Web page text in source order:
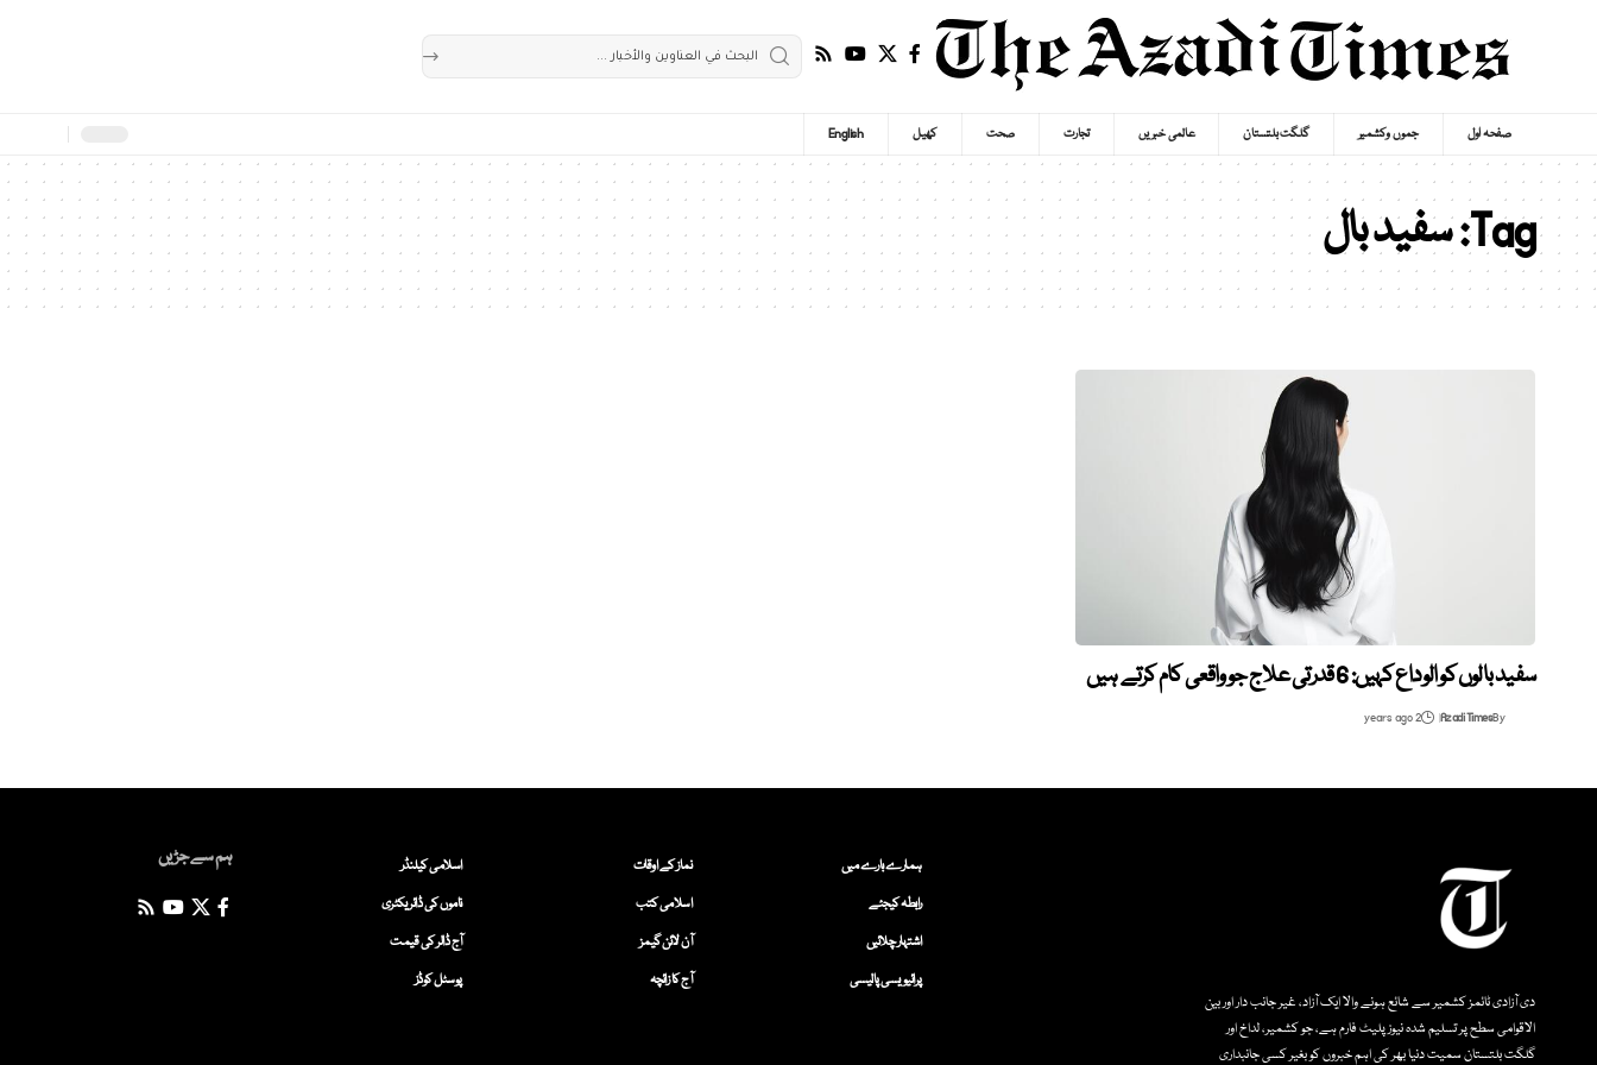
صفحہ اول جموں وکشمیر گلگت بلتستان عالمی خبریں تجارت صحت کھیل English
Tag: سفید بال
سفید بالوں کو الوداع کہیں: 6 قدرتی علاج جو واقعی کام کرتے ہیں
By
Azadi Times
2 years ago
دی آزادی ٹائمز کشمیر سے شائع ہونے والا ایک آزاد، غیر جانب دار اور بین
الاقوامی سطح پر تسلیم شدہ نیوز پلیٹ فارم ہے، جو کشمیر، لداخ اور
گلگت بلتستان سمیت دنیا بھر کی اہم خبروں کو بغیر کسی جانبداری
ہمارے بارے میں
رابطہ کیجئے
اشتہار چلائیں
پرائیویسی پالیسی
نماز کے اوقات
اسلامی کتب
آن لائن گیمز
آج کا زائچہ
اسلامی کیلنڈر
ناموں کی ڈائریکٹری
آج ڈالر کی قیمت
پوسٹل کوڈز
ہم سے جڑیں